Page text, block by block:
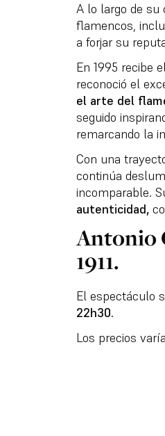
A lo largo de su
flamencos,
a forjar su
En 1995 recibe
reconoció el
el arte del
seguido
remarcando la
Con una
continúa
incomparable.
autenticidad,
Antonio
1911.
El espectáculo
22h30.
Los precios